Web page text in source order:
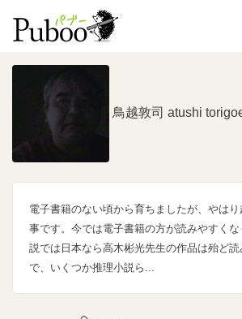
鳥越敦司 atushi
電子書籍のない頃から育ちましたが、やは
事です。今では電子書籍の方が読みやすく
説では日本なら高木彬光先生の作品は殆ど
で、いくつか推理小説ら...